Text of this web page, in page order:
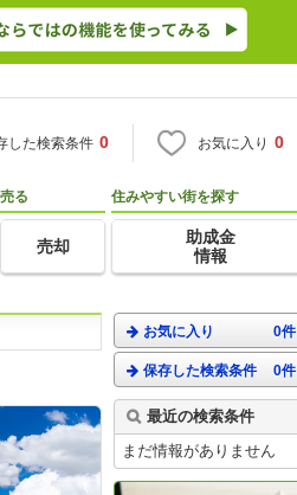
した検索条件 0 お気に入り 0
売る
売却
住みやすい街を探す
助成金
情報
お気に入り 0件
保存した検索条件 0件
最近の検索条件
まだ情報がありません